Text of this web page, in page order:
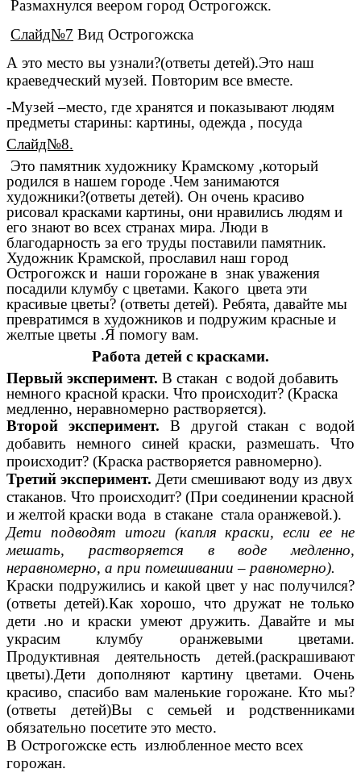
Размахнулся веером город Острогожск.
Слайд№7 Вид Острогожска
А это место вы узнали?(ответы детей).Это наш
краеведческий музей. Повторим все вместе.
-Музей –место, где хранятся и показывают людям
предметы старины: картины, одежда , посуда
Слайд№8.
Это памятник художнику Крамскому ,который
родился в нашем городе .Чем занимаются
художники?(ответы детей). Он очень красиво
рисовал красками картины, они нравились людям и
его знают во всех странах мира. Люди в
благодарность за его труды поставили памятник.
Художник Крамской, прославил наш город
Острогожск и наши горожане в знак уважения
посадили клумбу с цветами. Какого цвета эти
красивые цветы? (ответы детей). Ребята, давайте мы
превратимся в художников и подружим красные и
желтые цветы .Я помогу вам.
Работа детей с красками.
Первый эксперимент. В стакан с водой добавить
немного красной краски. Что происходит? (Краска
медленно, неравномерно растворяется).
Второй эксперимент. В другой стакан с водой
добавить немного синей краски, размешать. Что
происходит? (Краска растворяется равномерно).
Третий эксперимент. Дети смешивают воду из двух
стаканов. Что происходит? (При соединении красной
и желтой краски вода в стакане стала оранжевой.).
Дети подводят итоги (капля краски, если ее не
мешать, растворяется в воде медленно,
неравномерно, а при помешивании – равномерно).
Краски подружились и какой цвет у нас получился?
(ответы детей).Как хорошо, что дружат не только
дети .но и краски умеют дружить. Давайте и мы
украсим клумбу оранжевыми цветами.
Продуктивная деятельность детей.(раскрашивают
цветы).Дети дополняют картину цветами. Очень
красиво, спасибо вам маленькие горожане. Кто мы?
(ответы детей)Вы с семьей и родственниками
обязательно посетите это место.
В Острогожске есть излюбленное место всех
горожан.